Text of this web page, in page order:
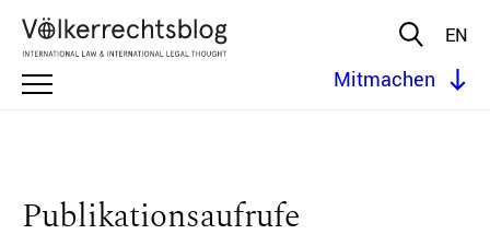
EN
Mitmachen
Publikationsaufrufe